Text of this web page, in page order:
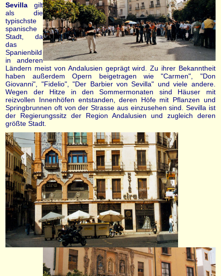
Sevilla gilt
als die
typischste
spanische
Stadt, da
das
Spanienbild
in anderen
Ländern meist von Andalusien geprägt wird. Zu ihrer Bekanntheit
haben außerdem Opern beigetragen wie "Carmen", "Don
Giovanni", "Fidelio", "Der Barbier von Sevilla" und viele andere.
Wegen der Hitze in den Sommermonaten sind Häuser mit
reizvollen Innenhöfen entstanden, deren Höfe mit Pflanzen und
Springbrunnen oft von der Strasse aus einzusehen sind. Sevilla ist
der Regierungssitz der Region Andalusien und zugleich deren
größte Stadt.